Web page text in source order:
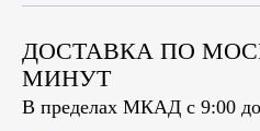
ДОСТАВКА ПО
МИНУТ
В пределах МКАД с 9:00